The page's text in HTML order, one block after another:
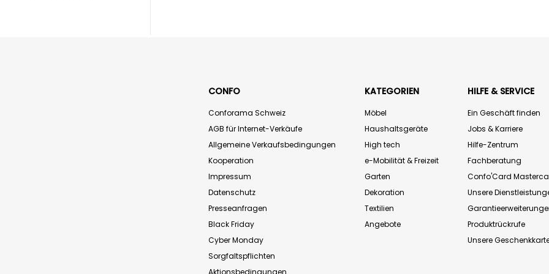
CONFO
Conforama Schweiz
AGB für Internet-Verkäufe
Allgemeine Verkaufsbedingungen
Kooperation
Impressum
Datenschutz
Presseanfragen
Black Friday
Cyber Monday
Sorgfaltspflichten
KATEGORIEN
Möbel
Haushaltsgeräte
High tech
e-Mobilität & Freizeit
Garten
Dekoration
Textilien
Angebote
HILFE & SERVICE
Ein Geschäft finden
Jobs & Karriere
Hilfe-Zentrum
Fachberatung
Confo'Card
Unsere
Produktrückrufe
Unsere